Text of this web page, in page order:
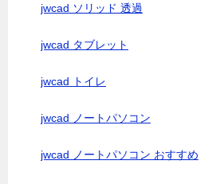
jwcad ソリッド 透過
jwcad タブレット
jwcad トイレ
jwcad ノートパソコン
jwcad ノートパソコン おすすめ